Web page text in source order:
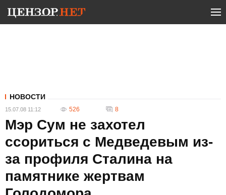
НОВОСТИ
15.07.08 11:12 526 8
Мэр Сум не захотел
ссориться с Медведевым из-
за профиля Сталина на
памятнике жертвам